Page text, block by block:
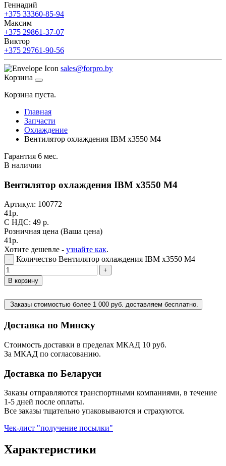
Геннадий
+375 33360-85-94
Максим
+375 29861-37-07
Виктор
+375 29761-90-56
sales@forpro.by
Корзина
Корзина пуста.
Главная
Запчасти
Охлаждение
Вентилятор охлаждения IBM x3550 M4
Гарантия 6 мес.
В наличии
Вентилятор охлаждения IBM x3550 M4
Артикул: 100772
41р.
C НДС: 49 р.
Розничная цена (Ваша цена)
41р.
Хотите дешевле - узнайте как.
- Количество Вентилятор охлаждения IBM x3550 M4
+
В корзину
Заказы стоимостью более 1 000 руб. доставляем бесплатно.
Доставка по Минску
Стоимость доставки в пределах МКАД 10 руб.
За МКАД по согласованию.
Доставка по Беларуси
Заказы отправляются транспортными компаниями, в течение
1-5 дней после оплаты.
Все заказы тщательно упаковываются и страхуются.
Чек-лист "получение посылки"
Характеристики